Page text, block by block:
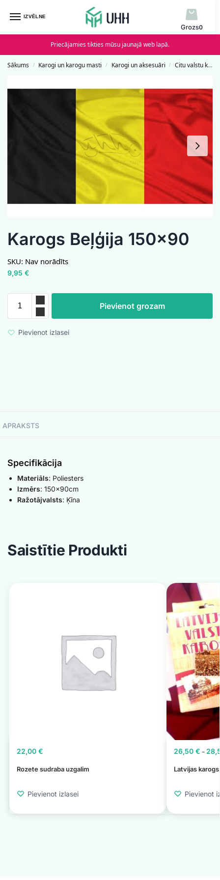
IZVĒLNE
0
Priecājamies tikties mūsu jaunajā web lapā.
Sākums / Karogi un karogu masti / Karogi un aksesuāri / Citu valstu karogi
Karogs Beļģija 150×90
SKU: Nav norādīts
9,95 €
Pievienot grozam
Pievienot izlasei
APRAKSTS
Specifikācija
Materiāls: Poliesters
Izmērs: 150x90cm
Ražotājvalsts: Ķīna
Saistītie Produkti
Rozete sudraba uzgalim
22,00 €
Pievienot izlasei
Latvijas
26,50 € –
Pievienot